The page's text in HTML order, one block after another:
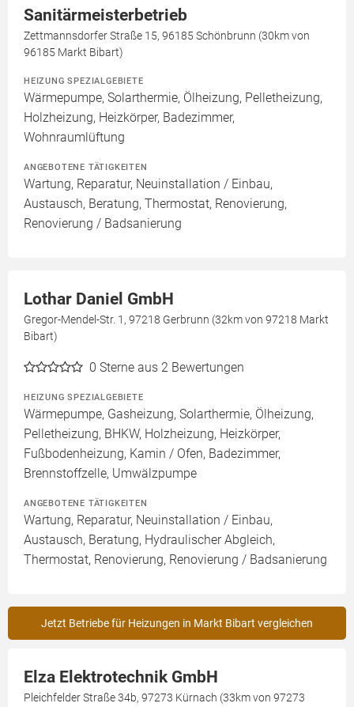
Sanitärmeisterbetrieb
Zettmannsdorfer Straße 15, 96185 Schönbrunn (30km von
96185 Markt Bibart)
HEIZUNG SPEZIALGEBIETE
Wärmepumpe, Solarthermie, Ölheizung, Pelletheizung,
Holzheizung, Heizkörper, Badezimmer,
Wohnraumlüftung
ANGEBOTENE TÄTIGKEITEN
Wartung, Reparatur, Neuinstallation / Einbau,
Austausch, Beratung, Thermostat, Renovierung,
Renovierung / Badsanierung
Lothar Daniel GmbH
Gregor-Mendel-Str. 1, 97218 Gerbrunn (32km von 97218 Markt
Bibart)
0 Sterne aus 2 Bewertungen
HEIZUNG SPEZIALGEBIETE
Wärmepumpe, Gasheizung, Solarthermie, Ölheizung,
Pelletheizung, BHKW, Holzheizung, Heizkörper,
Fußbodenheizung, Kamin / Ofen, Badezimmer,
Brennstoffzelle, Umwälzpumpe
ANGEBOTENE TÄTIGKEITEN
Wartung, Reparatur, Neuinstallation / Einbau,
Austausch, Beratung, Hydraulischer Abgleich,
Thermostat, Renovierung, Renovierung / Badsanierung
Jetzt Betriebe für Heizungen in Markt Bibart vergleichen
Elza Elektrotechnik GmbH
Pleichfelder Straße 34b, 97273 Kürnach (33km von 97273